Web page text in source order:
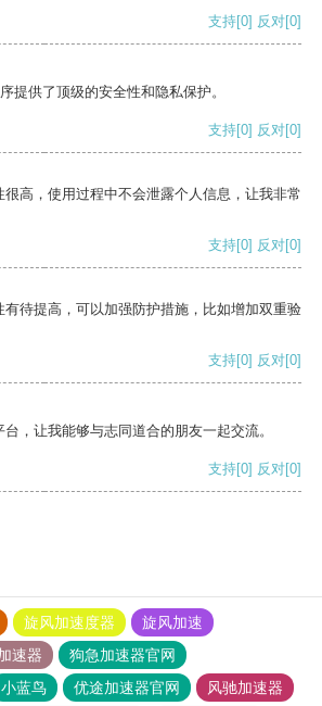
支持[0] 反对[0]
提供了顶级的安全性和隐私保护。
支持[0] 反对[0]
高，使用过程中不会泄露个人信息，让我非常
支持[0] 反对[0]
待提高，可以加强防护措施，比如增加双重验
支持[0] 反对[0]
，让我能够与志同道合的朋友一起交流。
支持[0] 反对[0]
旋风加速度器
旋风加速
速器
狗急加速器官网
小蓝鸟 优途加速器官网
风驰加速器